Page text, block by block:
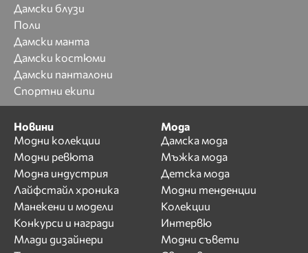
Дамски блузи
Поли
Дамски манта
Дамски костюми
Дамски панталони
Спортни екипи
Новини
Модни колекции
Модни ревюта
Модна индустрия
Лайфстайл хроника
Манекени и модели
Конкурси и награди
Млади дизайнери
Мода
Дамска мода
Мъжка мода
Детска мода
Модни тенденции
Колекции
Интервю
Модни съвети